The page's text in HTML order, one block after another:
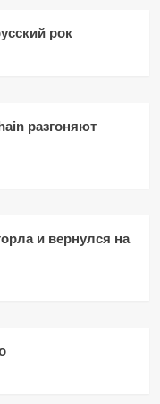
рок
разгоняют
и вернулся на